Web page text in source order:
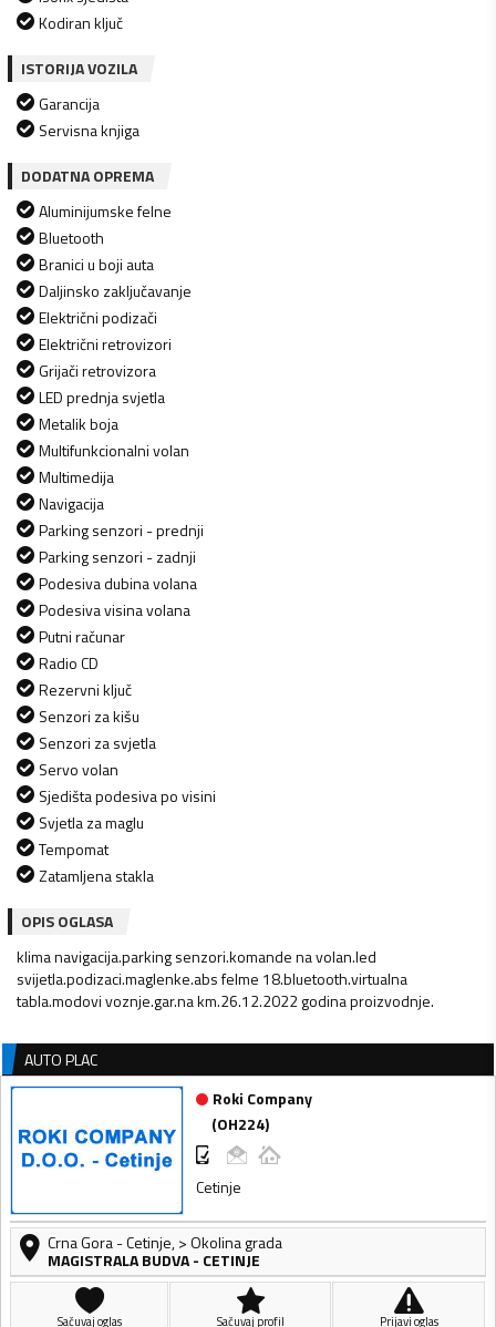
Kodiran ključ
ISTORIJA VOZILA
Garancija
Servisna knjiga
DODATNA OPREMA
Aluminijumske felne
Bluetooth
Branici u boji auta
Daljinsko zaključavanje
Električni podizači
Električni retrovizori
Grijači retrovizora
LED prednja svjetla
Metalik boja
Multifunkcionalni volan
Multimedija
Navigacija
Parking senzori - prednji
Parking senzori - zadnji
Podesiva dubina volana
Podesiva visina volana
Putni računar
Radio CD
Rezervni ključ
Senzori za kišu
Senzori za svjetla
Servo volan
Sjedišta podesiva po visini
Svjetla za maglu
Tempomat
Zatamljena stakla
OPIS OGLASA
klima navigacija.parking senzori.komande na volan.led
svijetla.podizaci.maglenke.abs felme 18.bluetooth.virtualna
tabla.modovi voznje.gar.na km.26.12.2022 godina proizvodnje.
AUTO PLAC
Roki Company
(OH224)
Cetinje
Crna Gora-Cetinje,> Okolina grada
MAGISTRALA BUDVA - CETINJE
Sačuvaj oglas Sačuvaj profil Prijavi oglas